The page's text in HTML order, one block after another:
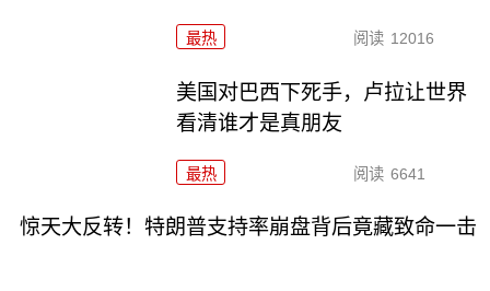
最热 阅读 12016
美国对巴西下死手，卢拉让世界
看清谁才是真朋友
最热 阅读 6641
惊天大反转！特朗普支持率崩盘背后竟藏致命一击